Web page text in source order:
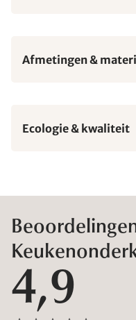
Afmetingen &
Ecologie & kwaliteit
4,9